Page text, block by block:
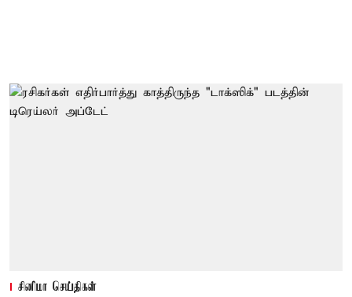
சினிமா செய்திகள்